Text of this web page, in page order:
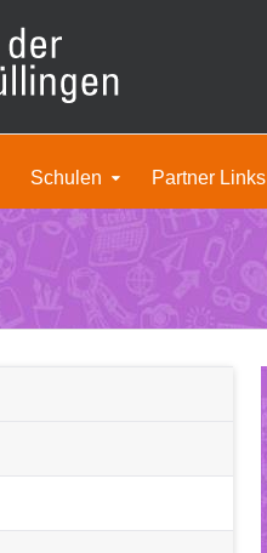
Schulen Partner Links